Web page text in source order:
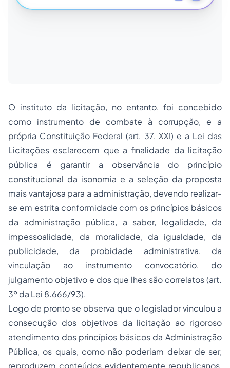
O instituto da licitação, no entanto, foi concebido
como instrumento de combate à corrupção, e a
própria Constituição Federal (art. 37, XXI) e a Lei das
Licitações esclarecem que a finalidade da licitação
pública é garantir a observância do princípio
constitucional da isonomia e a seleção da proposta
mais vantajosa para a administração, devendo realizar-
se em estrita conformidade com os princípios básicos
da administração pública, a saber, legalidade, da
impessoalidade, da moralidade, da igualdade, da
publicidade, da probidade administrativa, da
vinculação ao instrumento convocatório, do
julgamento objetivo e dos que lhes são correlatos (art.
3º da Lei 8.666/93).
Logo de pronto se observa que o legislador vinculou a
consecução dos objetivos da licitação ao rigoroso
atendimento dos princípios básicos da Administração
Pública, os quais, como não poderiam deixar de ser,
reproduzem conteúdos evidentemente republicanos,